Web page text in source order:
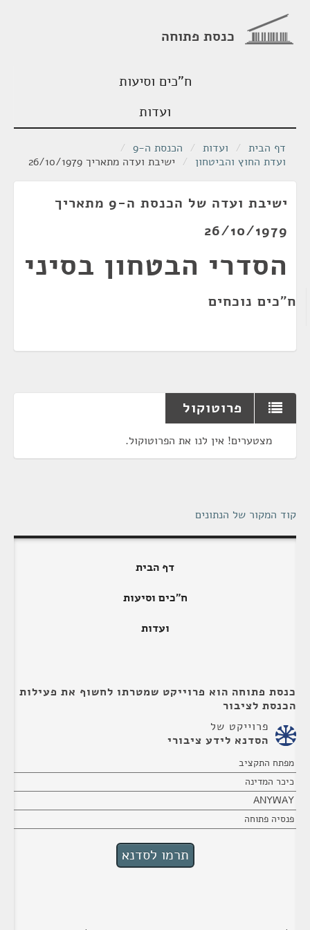
כנסת פתוחה
ח"כים וסיעות
ועדות
דף הבית / ועדות / הכנסת ה-9
/
ועדת החוץ והביטחון / ישיבת ועדה מתאריך 26/10/1979
ישיבת ועדה של הכנסת ה-9 מתאריך
26/10/1979
הסדרי הבטחון בסיני
ח"כים נוכחים
פרוטוקול
מצטערים! אין לנו את הפרוטוקול.
קוד המקור של הנתונים
דף הבית
ח"כים וסיעות
ועדות
כנסת פתוחה הוא פרוייקט שמטרתו לחשוף את פעילות
הכנסת לציבור
פרוייקט של
הסדנא לידע ציבורי
מפתח התקציב
כיכר המדינה
ANYWAY
פנסיה פתוחה